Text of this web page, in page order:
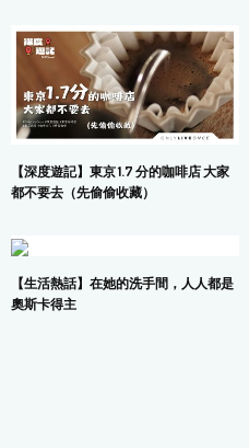
【深度遊記】東京 1.7 分的咖啡店 大家
都不要去（先偷偷收藏）
【生活熱話】在她的洗手間，人人都是
奧斯卡得主